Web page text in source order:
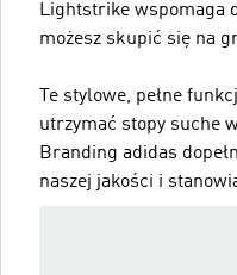
Lightstrike wspomaga
możesz skupić się na
Te stylowe, pełne
utrzymać stopy suche
Branding adidas
naszej jakości i